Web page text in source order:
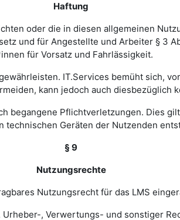
Haftung
oder die in diesen allgemeinen
und für Angestellte und Arbeiter § 3
für Vorsatz und Fahrlässigkeit.
IT.Services bemüht sich,
kann jedoch auch diesbezüglich
begangene Pflichtverletzungen. Dies
technischen Geräten der Nutzenden
§ 9
Nutzungsrechte
Nutzungsrecht für das LMS
, Verwertungs- und sonstiger